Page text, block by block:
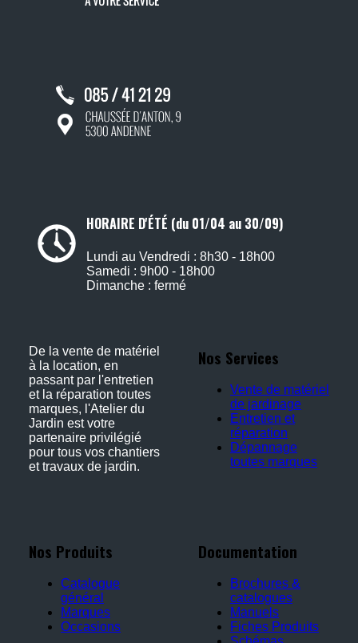
HORAIRE D'ÉTÉ (du 01/04 au 30/09)
Lundi au Vendredi : 8h30 - 18h00
Samedi : 9h00 - 18h00
Dimanche : fermé
De la vente de matériel
à la location, en
passant par l'entretien
et la réparation toutes
marques, l'Atelier du
Jardin est votre
partenaire privilégié
pour tous vos chantiers
et travaux de jardin.
Nos Services
Vente de matériel
de jardinage
Entretien et
réparation
Dépannage
toutes marques
Nos Produits
Catalogue
général
Marques
Occasions
Documentation
Brochures &
catalogues
Manuels
Fiches Produits